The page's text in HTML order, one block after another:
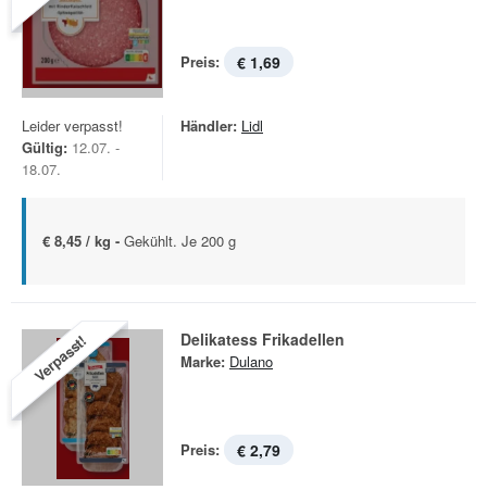
Preis: € 1,69
Leider verpasst!
Gültig: 12.07. -
18.07.
Händler: Lidl
€ 8,45 / kg - Gekühlt. Je 200 g
Verpasst! Delikatess Frikadellen
Marke: Dulano
Preis: € 2,79